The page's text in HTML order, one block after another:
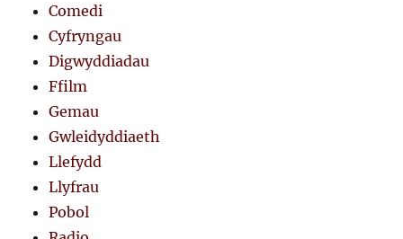
Comedi
Cyfryngau
Digwyddiadau
Ffilm
Gemau
Gwleidyddiaeth
Llefydd
Llyfrau
Pobol